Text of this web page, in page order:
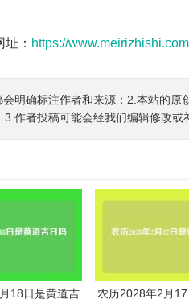
： https://
明确标注作者和来源；2.本站的原
作者投稿可能会经我们编辑修改或
18日是黄道吉
农历2028年2月